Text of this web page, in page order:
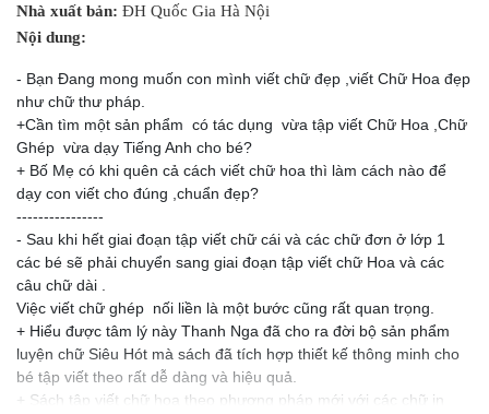
Nhà xuất bản: ĐH Quốc Gia Hà Nội
Nội dung:
- Bạn Đang mong muốn con mình viết chữ đẹp ,viết Chữ Hoa đẹp
như chữ thư pháp.
+Cần tìm một sản phẩm có tác dụng vừa tập viết Chữ Hoa ,Chữ
Ghép vừa dạy Tiếng Anh cho bé?
+ Bố Mẹ có khi quên cả cách viết chữ hoa thì làm cách nào để
dạy con viết cho đúng ,chuẩn đẹp?
----------------
- Sau khi hết giai đoạn tập viết chữ cái và các chữ đơn ở lớp 1
các bé sẽ phải chuyển sang giai đoạn tập viết chữ Hoa và các
câu chữ dài .
Việc viết chữ ghép nối liền là một bước cũng rất quan trọng.
+ Hiểu được tâm lý này Thanh Nga đã cho ra đời bộ sản phẩm
luyện chữ Siêu Hót mà sách đã tích hợp thiết kế thông minh cho
bé tập viết theo rất dễ dàng và hiệu quả.
+ Sách tập viết chữ hoa theo phương pháp mới với các chữ in